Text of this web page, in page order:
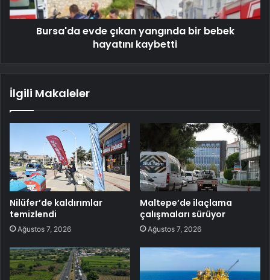
Bursa'da evde çıkan yangında bir bebek
hayatını kaybetti
İlgili Makaleler
Nilüfer’de kaldırımlar
temizlendi
Ağustos 7, 2026
Maltepe’de ilaçlama
çalışmaları sürüyor
Ağustos 7, 2026